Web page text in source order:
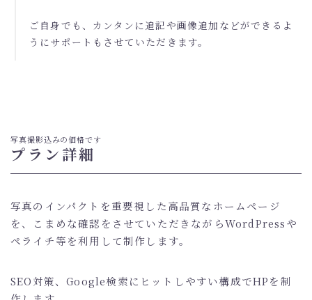
ご自身でも、カンタンに追記や画像追加などができるよ
うにサポートもさせていただきます。
写真撮影込みの価格です
プラン詳細
写真のインパクトを重要視した高品質なホームページ
を、こまめな確認をさせていただきながらWordPressや
ペライチ等を利用して制作します。
SEO対策、Google検索にヒットしやすい構成でHPを制